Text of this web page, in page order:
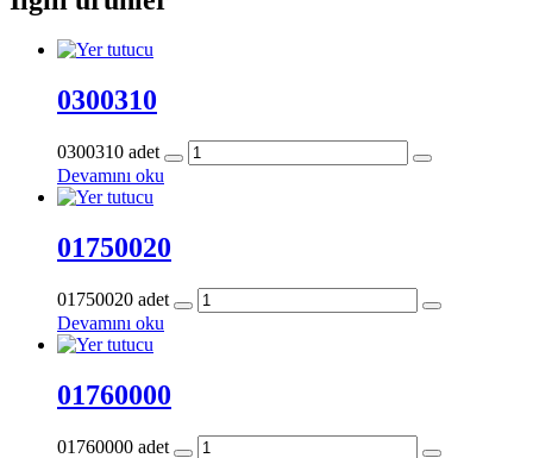
0300310
0300310 adet
Devamını oku
01750020
01750020 adet
Devamını oku
01760000
01760000 adet